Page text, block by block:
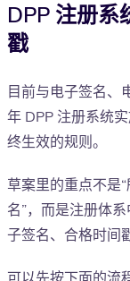
DPP 注册系
戳
目前与电子签名、
年 DPP 注册系统
终生效的规则。
草案里的重点不是
名”，而是注册体
子签名、合格时间